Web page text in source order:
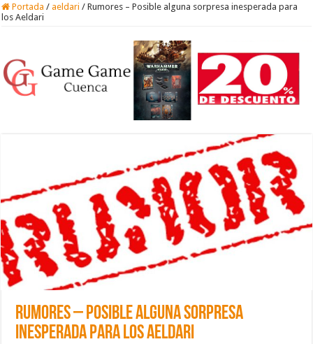
Portada / aeldari / Rumores – Posible alguna sorpresa inesperada para
los Aeldari
Rumores – Posible alguna sorpresa
inesperada para los Aeldari